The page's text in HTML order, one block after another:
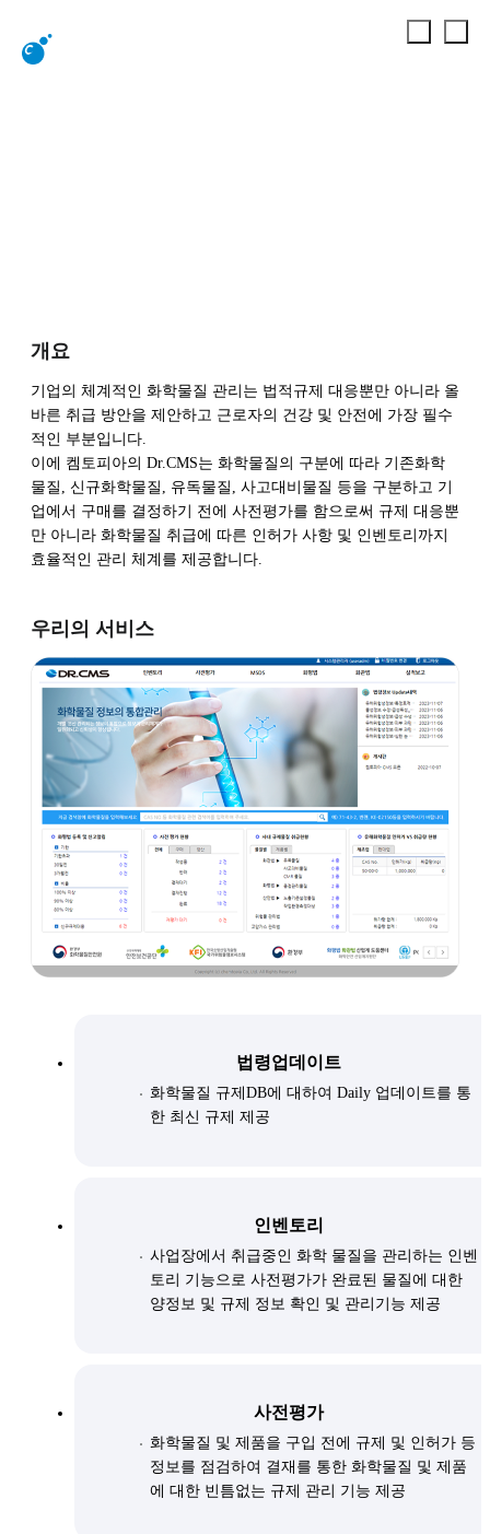
개요
기업의 체계적인 화학물질 관리는 법적규제 대응뿐만 아니라 올
바른 취급 방안을 제안하고 근로자의 건강 및 안전에 가장 필수
적인 부분입니다.
이에 켐토피아의 Dr.CMS는 화학물질의 구분에 따라 기존화학
물질, 신규화학물질, 유독물질, 사고대비물질 등을 구분하고 기
업에서 구매를 결정하기 전에 사전평가를 함으로써 규제 대응뿐
만 아니라 화학물질 취급에 따른 인허가 사항 및 인벤토리까지
효율적인 관리 체계를 제공합니다.
우리의 서비스
법령업데이트
화학물질 규제DB에 대하여 Daily 업데이트를 통
한 최신 규제 제공
인벤토리
사업장에서 취급중인 화학 물질을 관리하는 인벤
토리 기능으로 사전평가가 완료된 물질에 대한
양정보 및 규제 정보 확인 및 관리기능 제공
사전평가
화학물질 및 제품을 구입 전에 규제 및 인허가 등
정보를 점검하여 결재를 통한 화학물질 및 제품
에 대한 빈틈없는 규제 관리 기능 제공